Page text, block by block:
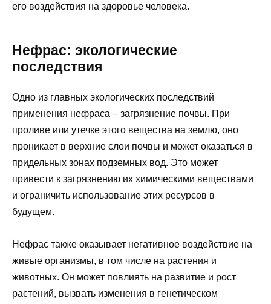
его воздействия на здоровье человека.
Нефрас: экологические
последствия
Одно из главных экологических последствий
применения нефраса – загрязнение почвы. При
проливе или утечке этого вещества на землю, оно
проникает в верхние слои почвы и может оказаться в
придельных зонах подземных вод. Это может
привести к загрязнению их химическими веществами
и ограничить использование этих ресурсов в
будущем.
Нефрас также оказывает негативное воздействие на
живые организмы, в том числе на растения и
животных. Он может повлиять на развитие и рост
растений, вызвать изменения в генетическом